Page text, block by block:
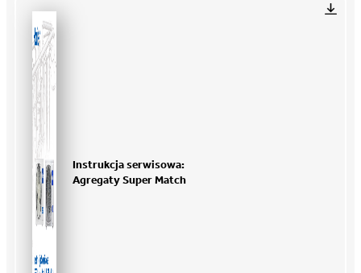
Instrukcja serwisowa:
Agregaty Super Match